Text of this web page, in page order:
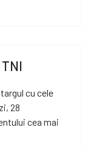
cu cele
28
cea mai